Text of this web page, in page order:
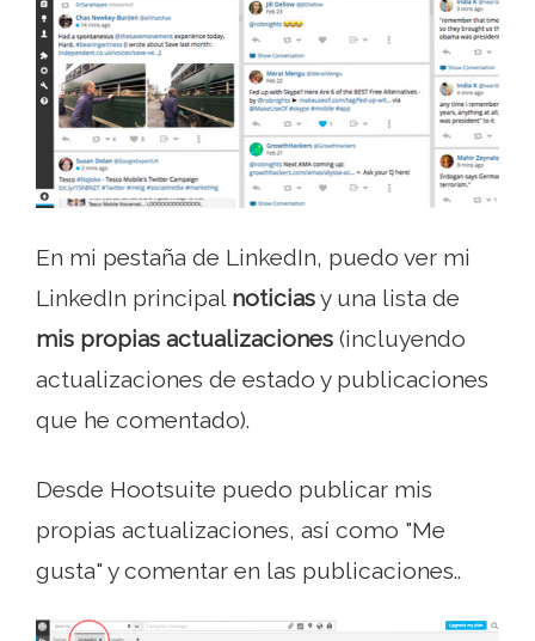
En mi pestaña de LinkedIn, puedo ver mi
LinkedIn principal noticiasy una lista de
mis propias actualizaciones (incluyendo
actualizaciones de estado y publicaciones
que he comentado).
Desde Hootsuite puedo publicar mis
propias actualizaciones, así como "Me
gusta" y comentar en las publicaciones..